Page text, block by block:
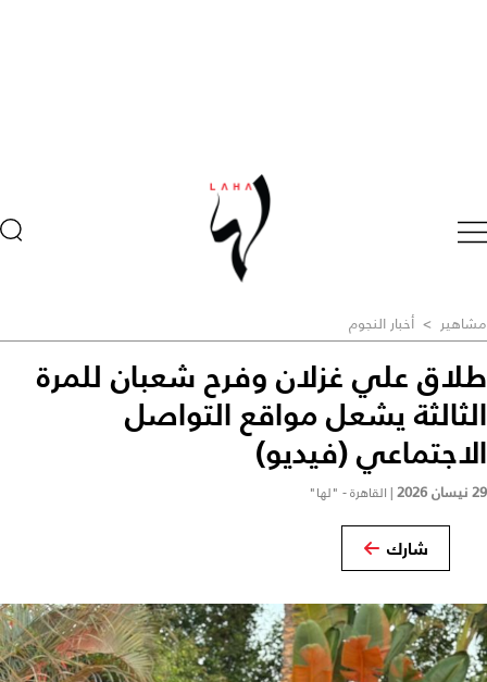
مشاهير > أخبار النجوم
طلاق علي غزلان وفرح شعبان للمرة
الثالثة يشعل مواقع التواصل
الاجتماعي (فيديو)
29 نيسان 2026 | القاهرة - "لها"
شارك